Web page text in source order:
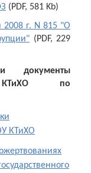
(PDF, 581 Kb)
2008 г. N 815 "О
(PDF, 229
документы
КТиХО по
КТиХО